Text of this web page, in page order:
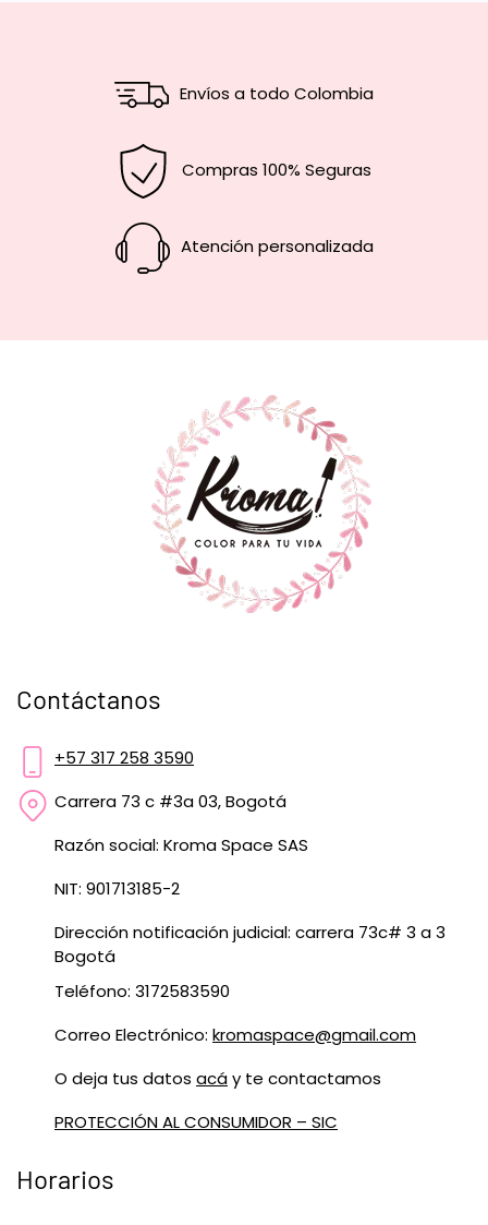
Envíos a todo Colombia
Compras 100% Seguras
Atención personalizada
Contáctanos
+57 317 258 3590
Carrera 73 c #3a 03, Bogotá
Razón social: Kroma Space SAS
NIT: 901713185-2
Dirección notificación judicial: carrera 73c# 3 a 3
Bogotá
Teléfono: 3172583590
Correo Electrónico: kromaspace@gmail.com
O deja tus datos acáy te contactamos
PROTECCIÓN AL CONSUMIDOR – SIC
Horarios